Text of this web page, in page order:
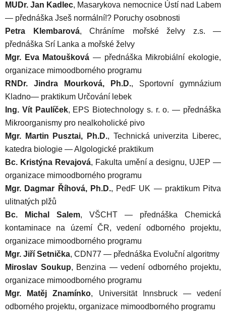
MUDr. Jan Kadlec, Masarykova nemocnice Ústí nad Labem
— přednáška Jseš normální!? Poruchy osobnosti
Petra Klembarová, Chráníme mořské želvy z.s. —
přednáška Srí Lanka a mořské želvy
Mgr. Eva Matoušková — přednáška Mikrobiální ekologie,
organizace mimoodborného programu
RNDr. Jindra Mourková, Ph.D., Sportovní gymnázium
Kladno— praktikum Určování lebek
Ing. Vít Paulíček, EPS Biotechnology s. r. o. — přednáška
Mikroorganismy pro nealkoholické pivo
Mgr. Martin Pusztai, Ph.D., Technická univerzita Liberec,
katedra biologie — Algologické praktikum
Bc. Kristýna Revajová, Fakulta umění a designu, UJEP —
organizace mimoodborného programu
Mgr. Dagmar Říhová, Ph.D., PedF UK — praktikum Pitva
ulitnatých plžů
Bc. Michal Salem, VŠCHT — přednáška Chemická
kontaminace na území ČR, vedení odborného projektu,
organizace mimoodborného programu
Mgr. Jiří Setnička, CDN77 — přednáška Evoluční algoritmy
Miroslav Soukup, Benzina — vedení odborného projektu,
organizace mimoodborného programu
Mgr. Matěj Znamínko, Universität Innsbruck — vedení
odborného projektu, organizace mimoodborného programu